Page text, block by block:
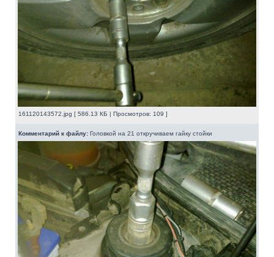
161120143572.jpg [ 586.13 КБ | Просмотров: 109 ]
Комментарий к файлу: Головкой на 21 откручиваем гайку стойки